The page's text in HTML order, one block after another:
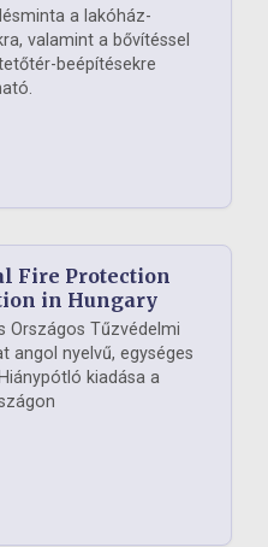
a lakóház-
valamint a bővítéssel
beépítésekre
Fire Protection
in Hungary
Országos Tűzvédelmi
angol nyelvű, egységes
kiadása a